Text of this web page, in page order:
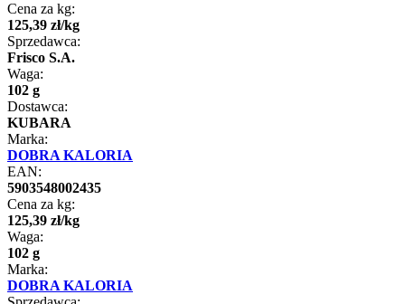
Cena za kg:
125,39 zł/kg
Sprzedawca:
Frisco S.A.
Waga:
102 g
Dostawca:
KUBARA
Marka:
DOBRA KALORIA
EAN:
5903548002435
Cena za kg:
125,39 zł/kg
Waga:
102 g
Marka:
DOBRA KALORIA